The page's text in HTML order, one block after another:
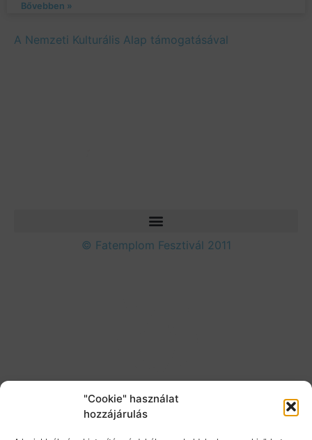
"Cookie" használat
hozzájárulás
Bővebben »
A Nemzeti Kulturális Alap támogatásával
© Fatemplom Fesztivál 2011